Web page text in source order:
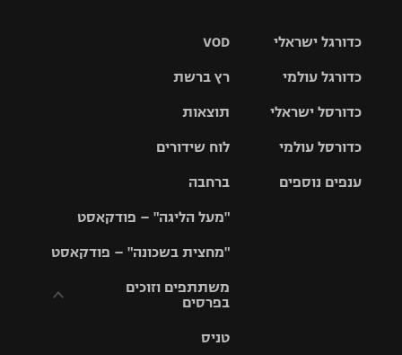
VOD
רץ ברשת
תוצאות
לוח שידורים
ברחבה
"מעל הליגה" – פודקאסט
"מחצית בשכונה" – פודקאסט
משתתפים וזוכים
בפרסים
טניס
כדורגל ישראלי
גביע הטוטו
כדורגל עולמי
האלופות
ליגה
כדורסל ישראלי
סל
כדורסל עולמי
ענפים נוספים